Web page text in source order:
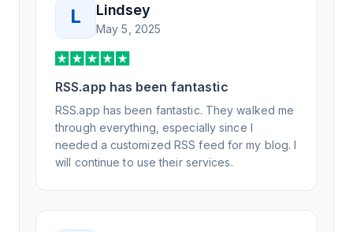
L Lindsey
May 5, 2025
RSS.app has been fantastic
RSS.app has been fantastic. They walked me
through everything, especially since I
needed a customized RSS feed for my blog. I
will continue to use their services.